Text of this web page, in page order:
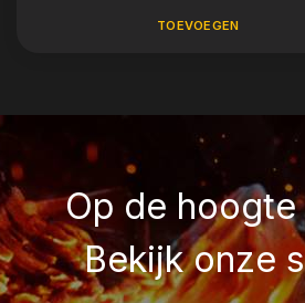
TOEVOEGEN
Op de hoogte
Bekijk onze